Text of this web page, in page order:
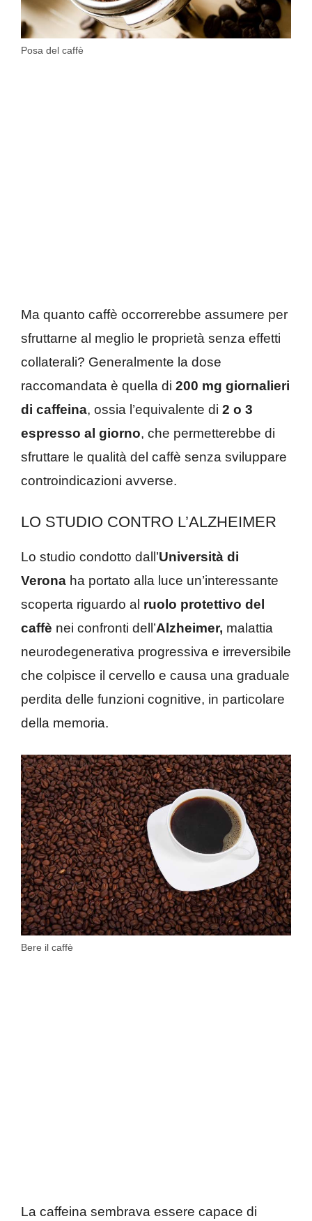
Posa del caffè
Ma quanto caffè occorrerebbe assumere per
sfruttarne al meglio le proprietà senza effetti
collaterali? Generalmente la dose
raccomandata è quella di 200 mg giornalieri
di caffeina, ossia l’equivalente di 2 o 3
espresso al giorno, che permetterebbe di
sfruttare le qualità del caffè senza sviluppare
controindicazioni avverse.
LO STUDIO CONTRO L’ALZHEIMER
Lo studio condotto dall’Università di
Verona ha portato alla luce un’interessante
scoperta riguardo al ruolo protettivo del
caffè nei confronti dell’Alzheimer, malattia
neurodegenerativa progressiva e irreversibile
che colpisce il cervello e causa una graduale
perdita delle funzioni cognitive, in particolare
della memoria.
Bere il caffè
La caffeina sembrava essere capace di